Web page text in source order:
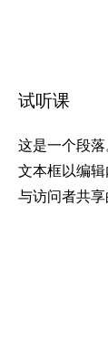
试听课
这是一个段落
文本框以编
与访问者共享